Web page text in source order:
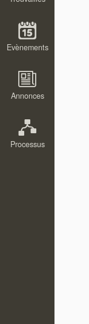
Evènements
Annonces
Processus